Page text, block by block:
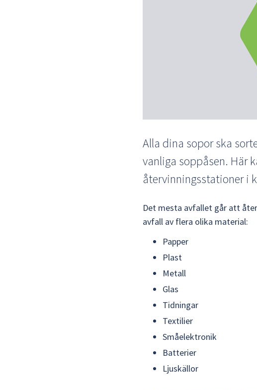
Alla dina sopor ska
vanliga soppåsen. Här
återvinningsstationer i
Det mesta avfallet går att
avfall av flera olika material:
Papper
Plast
Metall
Glas
Tidningar
Textilier
Småelektronik
Batterier
Ljuskällor